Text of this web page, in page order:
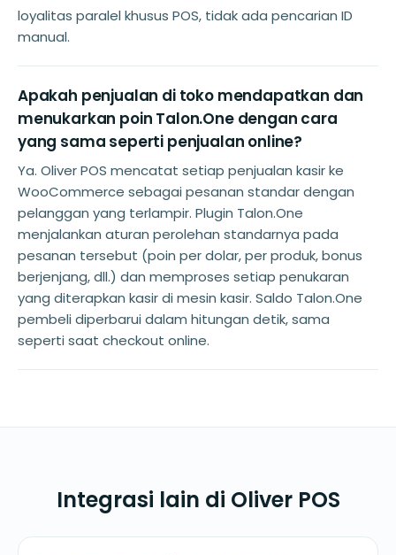
loyalitas paralel khusus POS, tidak ada pencarian ID
manual.
Apakah penjualan di toko mendapatkan dan
menukarkan poin Talon.One dengan cara
yang sama seperti penjualan online?
Ya. Oliver POS mencatat setiap penjualan kasir ke
WooCommerce sebagai pesanan standar dengan
pelanggan yang terlampir. Plugin Talon.One
menjalankan aturan perolehan standarnya pada
pesanan tersebut (poin per dolar, per produk, bonus
berjenjang, dll.) dan memproses setiap penukaran
yang diterapkan kasir di mesin kasir. Saldo Talon.One
pembeli diperbarui dalam hitungan detik, sama
seperti saat checkout online.
Integrasi lain di Oliver POS